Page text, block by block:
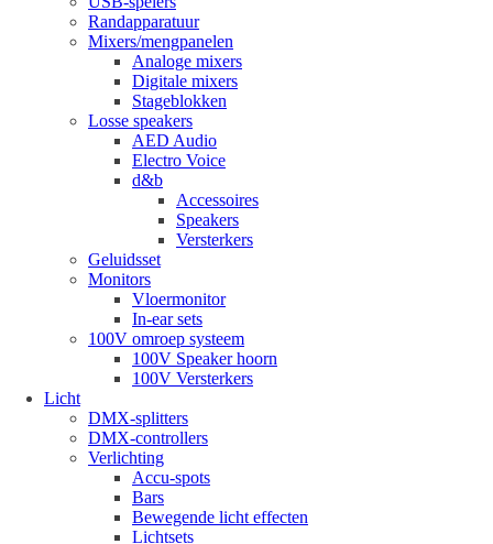
Randapparatuur
Mixers/mengpanelen
Analoge mixers
Digitale mixers
Stageblokken
Losse speakers
AED Audio
Electro Voice
d&b
Accessoires
Speakers
Versterkers
Geluidsset
Monitors
Vloermonitor
In-ear sets
100V omroep systeem
100V Speaker hoorn
100V Versterkers
Licht
DMX-splitters
DMX-controllers
Verlichting
Accu-spots
Bars
Bewegende licht effecten
Lichtsets